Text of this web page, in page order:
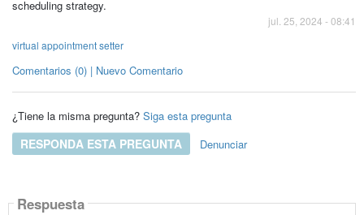
scheduling strategy.
jul. 25, 2024 - 08:41
virtual appointment setter
Comentarios (0) | Nuevo Comentario
¿Tiene la misma pregunta? Siga esta pregunta
RESPONDA ESTA PREGUNTA Denunciar
Respuesta